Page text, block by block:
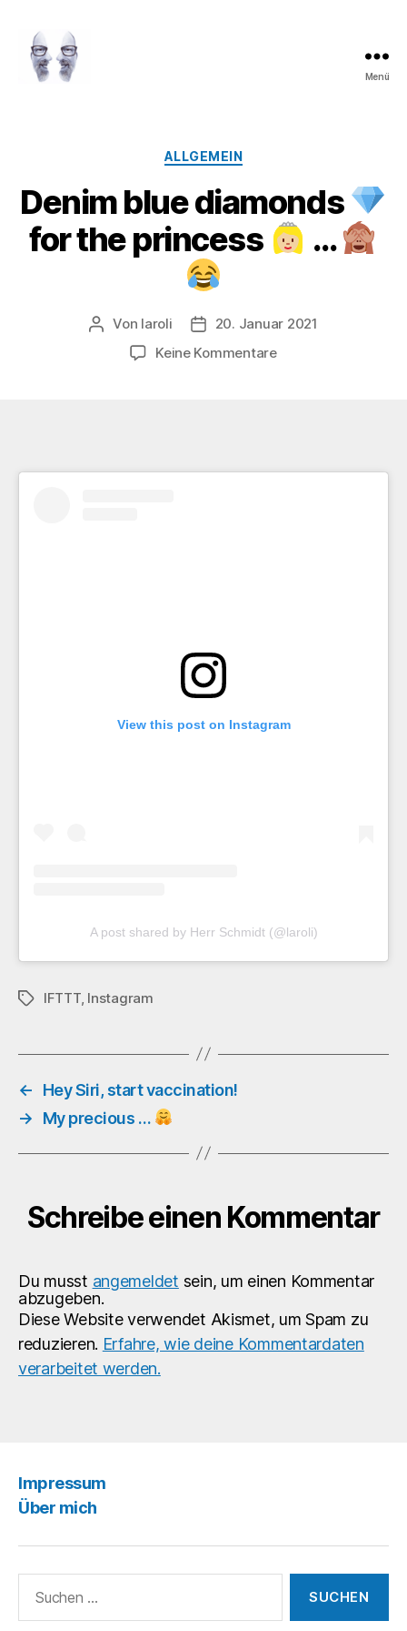
Menü
Kategorien
ALLGEMEIN
Denim blue diamonds
for the princess
…
Beitragsautor
Von laroli Veröffentlichungsdatum
20. Januar 2021
Keine Kommentarezu
the
View this post on Instagram
A post shared by Herr Schmidt (@laroli)
Schlagwörter
IFTTT, Instagram
←
Hey Siri, start vaccination!
→
My precious …
Schreibe einen Kommentar
Du musst angemeldet sein, um einen Kommentar
abzugeben.
Diese Website verwendet Akismet, um Spam zu
reduzieren. Erfahre, wie deine Kommentardaten
verarbeitet werden.
Impressum
Über mich
nach: